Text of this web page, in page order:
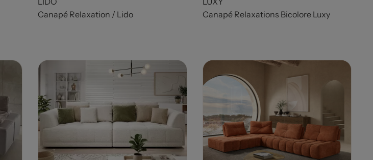
Canapé Relaxation / Lido
Canapé Relaxations Bicolore Luxy